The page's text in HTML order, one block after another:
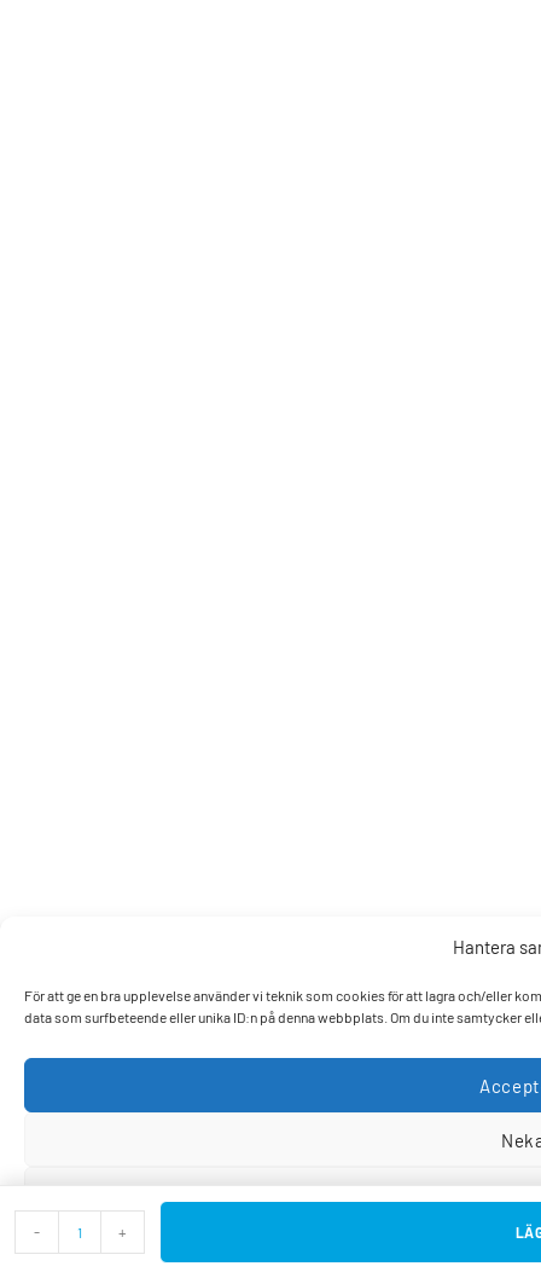
Hantera
För att ge en bra upplevelse använder vi teknik som cookies för att lagra och/eller
data som surfbeteende eller unika ID:n på denna webbplats. Om du inte samtycker
- +